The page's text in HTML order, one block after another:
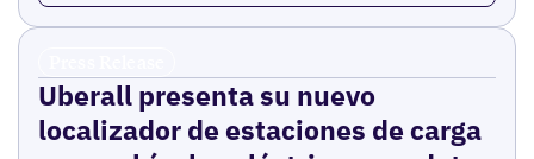
Uberall presenta su nuevo
localizador de estaciones de carga